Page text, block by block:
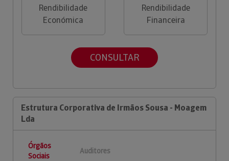
Rendibilidade
Económica
Rendibilidade
Financeira
CONSULTAR
Estrutura Corporativa de Irmãos Sousa - Moagem
Lda
Órgãos
Sociais
Auditores